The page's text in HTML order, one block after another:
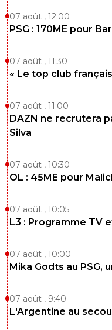
07 août , 12:00
PSG : 170ME pour
07 août , 11:30
« Le top club
07 août , 11:00
DAZN ne recrutera
Silva
07 août , 10:30
OL : 45ME pour
07 août , 10:05
L3 : Programme TV
07 août , 10:00
Mika Godts au PSG,
07 août , 9:40
L'Argentine au